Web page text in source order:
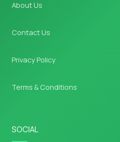
About Us
Contact Us
Privacy Policy
Terms & Conditions
SOCIAL